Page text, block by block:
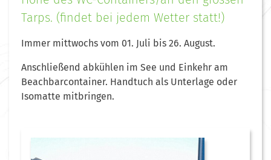
Tarps. (findet bei jedem Wetter statt!)
Immer mittwochs vom 01. Juli bis 26. August.
Anschließend abkühlen im See und Einkehr am
Beachbarcontainer. Handtuch als Unterlage oder
Isomatte mitbringen.